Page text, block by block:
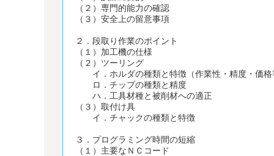
（２）専門的能力の確認
（３）安全上の留意事項
２．段取り作業のポイント
（１）加工機の仕様
（２）ツーリング
イ．ホルダの種類と特徴（作業性・精度・価格
ロ．チップの種類と精度
ハ．工具材種と被削材への適正
（３）取付け具
イ．チャックの種類と特徴
３．プログラミング時間の短縮
（１）主要なＮＣコード